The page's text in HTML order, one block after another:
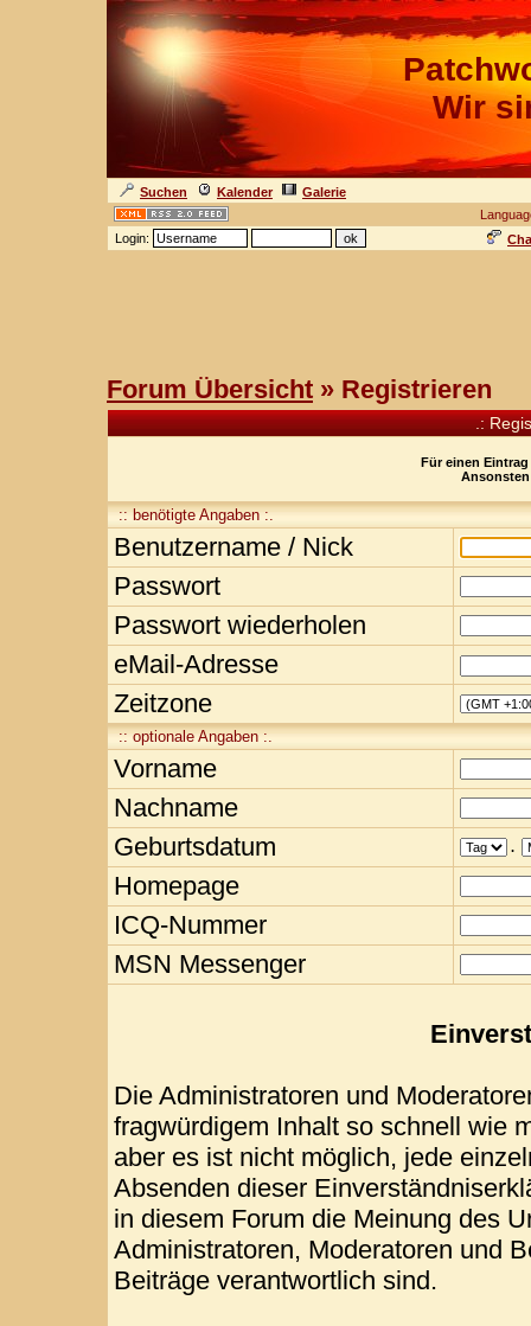
Wir
Suchen Kalender
Galerie
Login:
Forum Übersicht » Registrieren
.:
Für einen
:: benötigte Angaben :.
Benutzername / Nick
Passwort
Passwort wiederholen
eMail-Adresse
Zeitzone
:: optionale Angaben :.
Vorname
Nachname
Geburtsdatum
.
Homepage
ICQ-Nummer
MSN Messenger
Die Administratoren und
fragwürdigem Inhalt so schnell wie
aber es ist nicht möglich, jede
Absenden dieser
in diesem Forum die Meinung des
Administratoren, Moderatoren und
Beiträge verantwortlich sind.